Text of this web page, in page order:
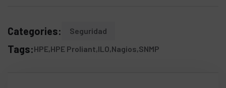
Categories: Seguridad
Tags:HPE HPE Proliant ILO Nagios SNMP